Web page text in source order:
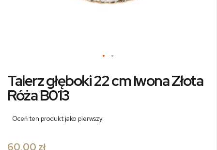
na
początek
galerii
Talerz głęboki 22 cm Iwona Złota
Róża B013
Oceń ten produkt jako pierwszy
60,00 zł